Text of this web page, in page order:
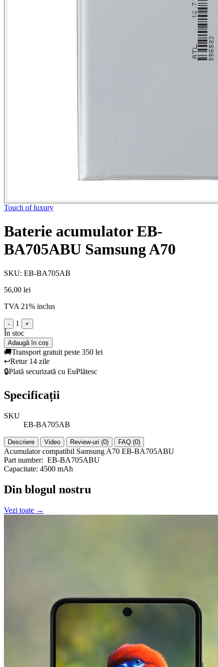
Touch of luxury
Baterie acumulator EB-
BA705ABU Samsung A70
SKU: EB-BA705AB
56,00 lei
TVA 21% inclus
- 1 +
În stoc
Adaugă în coș
🚚Transport gratuit peste 350 lei
↩️Retur 14 zile
🔒Plată securizată cu EuPlătesc
Specificații
SKU
EB-BA705AB
Descriere Video Review-uri (0) FAQ (0)
Acumulator compatibil Samsung A70 EB-BA705ABU
Part number: EB-BA705ABU
Capacitate: 4500 mAh
Din blogul nostru
Vezi toate →